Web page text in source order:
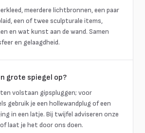
meerdere lichtbronnen, een paar
een of twee sculpturale items,
en wat kunst aan de wand. Samen
en gelaagdheid.
grote spiegel op?
volstaan gipspluggen; voor
gebruik je een hollewandplug of een
in een latje. Bij twijfel adviseren onze
laat je het door ons doen.